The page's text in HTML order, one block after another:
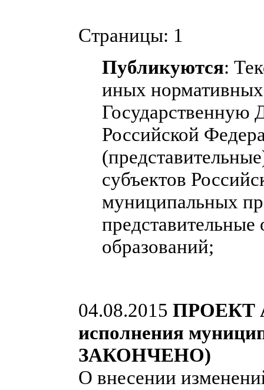
Страницы: 1
Публикуются:
иных
Государственную
Российской
субъектов
муниципальных
образований;
04.08.2015 ПРОЕКТ
исполнения
ЗАКОНЧЕНО)
О внесении